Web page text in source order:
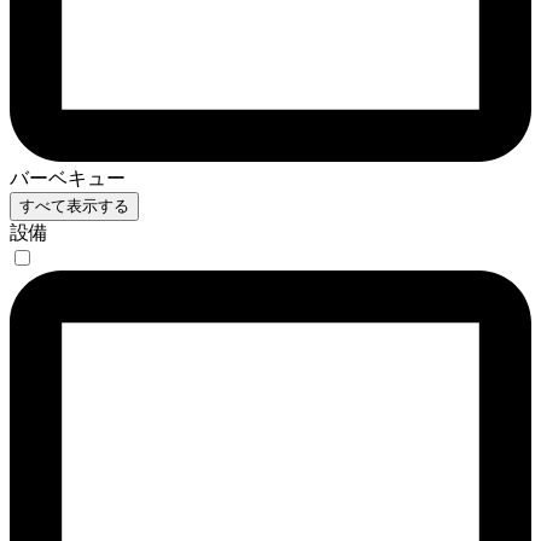
バーベキュー
すべて表示する
設備